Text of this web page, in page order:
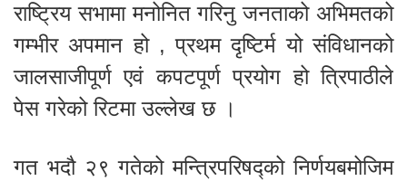
राष्ट्रिय सभामा मनोनित गरिनु जनताको अभिमतको
गम्भीर अपमान हो , प्रथम दृष्टिर्म यो संविधानको
जालसाजीपूर्ण एवं कपटपूर्ण प्रयोग हो त्रिपाठीले
पेस गरेको रिटमा उल्लेख छ ।
गत भदौ २९ गतेको मन्त्रिपरिषद्को निर्णयबमोजिम